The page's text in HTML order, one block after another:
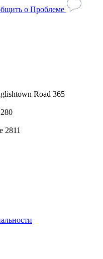
о Проблеме
Road 365
2811